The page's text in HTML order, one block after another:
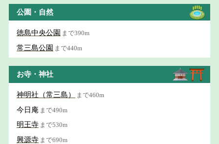
公園・自然
徳島中央公園 まで390m
常三島公園 まで440m
お寺・神社
神明社（常三島） まで460m
今日庵 まで490m
明王寺 まで530m
興源寺 まで690m